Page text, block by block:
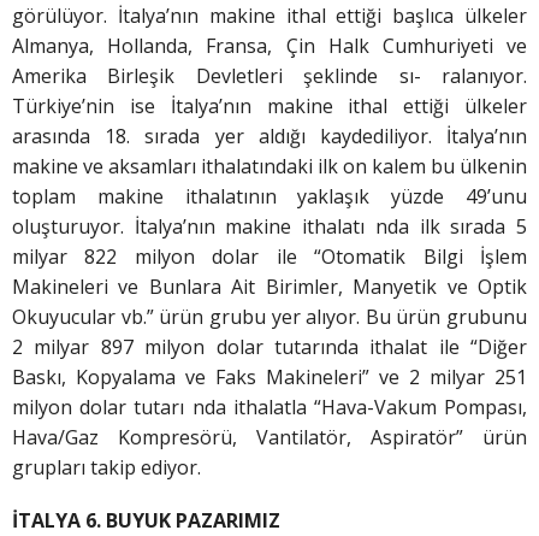
görülüyor. İtalya’nın makine ithal ettiği başlıca ülkeler
Almanya, Hollanda, Fransa, Çin Halk Cumhuriyeti ve
Amerika Birleşik Devletleri şeklinde sı- ralanıyor.
Türkiye’nin ise İtalya’nın makine ithal ettiği ülkeler
arasında 18. sırada yer aldığı kaydediliyor. İtalya’nın
makine ve aksamları ithalatındaki ilk on kalem bu ülkenin
toplam makine ithalatının yaklaşık yüzde 49’unu
oluşturuyor. İtalya’nın makine ithalatı nda ilk sırada 5
milyar 822 milyon dolar ile “Otomatik Bilgi İşlem
Makineleri ve Bunlara Ait Birimler, Manyetik ve Optik
Okuyucular vb.” ürün grubu yer alıyor. Bu ürün grubunu
2 milyar 897 milyon dolar tutarında ithalat ile “Diğer
Baskı, Kopyalama ve Faks Makineleri” ve 2 milyar 251
milyon dolar tutarı nda ithalatla “Hava-Vakum Pompası,
Hava/Gaz Kompresörü, Vantilatör, Aspiratör” ürün
grupları takip ediyor.
İTALYA 6. BUYUK PAZARIMIZ